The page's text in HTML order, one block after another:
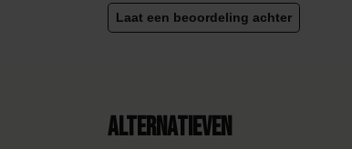
Laat een beoordeling achter
Alternatieven